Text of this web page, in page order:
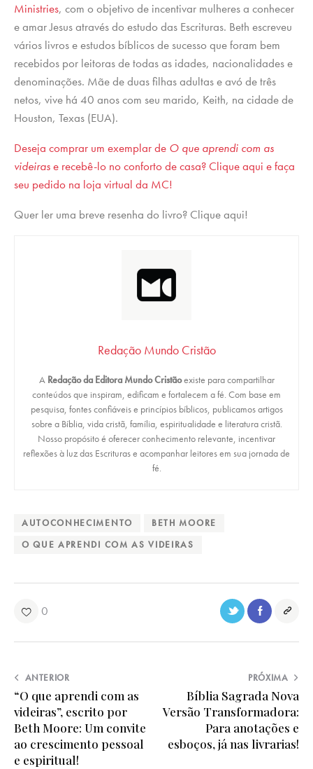
Ministries, com o objetivo de incentivar mulheres a conhecer
e amar Jesus através do estudo das Escrituras. Beth escreveu
vários livros e estudos bíblicos de sucesso que foram bem
recebidos por leitoras de todas as idades, nacionalidades e
denominações. Mãe de duas filhas adultas e avó de três
netos, vive há 40 anos com seu marido, Keith, na cidade de
Houston, Texas (EUA).
Deseja comprar um exemplar de O que aprendi com as
videirase recebê-lo no conforto de casa? Clique aqui e faça
seu pedido na loja virtual da MC!
Quer ler uma breve resenha do livro? Clique aqui!
Redação Mundo Cristão
A Redação da Editora Mundo Cristãoexiste para compartilhar
conteúdos que inspiram, edificam e fortalecem a fé. Com base em
pesquisa, fontes confiáveis e princípios bíblicos, publicamos artigos
sobre a Bíblia, vida cristã, família, espiritualidade e literatura cristã.
Nosso propósito é oferecer conhecimento relevante, incentivar
reflexões à luz das Escrituras e acompanhar leitores em sua jornada de
fé.
AUTOCONHECIMENTO
BETH MOORE
O QUE APRENDI COM AS VIDEIRAS
0
ANTERIOR
“O que aprendi com as
videiras”, escrito por
Beth Moore: Um convite
ao crescimento pessoal
e espiritual!
PRÓXIMA
Bíblia Sagrada Nova
Versão Transformadora:
Para anotações e
esboços, já nas livrarias!